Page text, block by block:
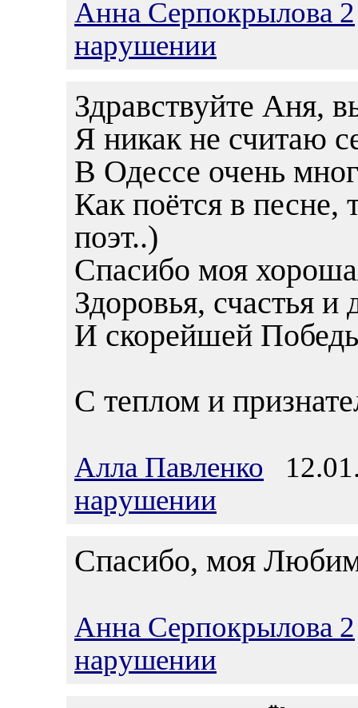
Анна Серпокрылова 2
нарушении
Здравствуйте Аня,
Я никак не считаю
В Одессе очень
Как поётся в песне,
поэт..)
Спасибо моя
Здоровья, счастья
И скорейшей
С теплом и
Алла Павленко
нарушении
Спасибо, моя
Анна Серпокрылова 2
нарушении